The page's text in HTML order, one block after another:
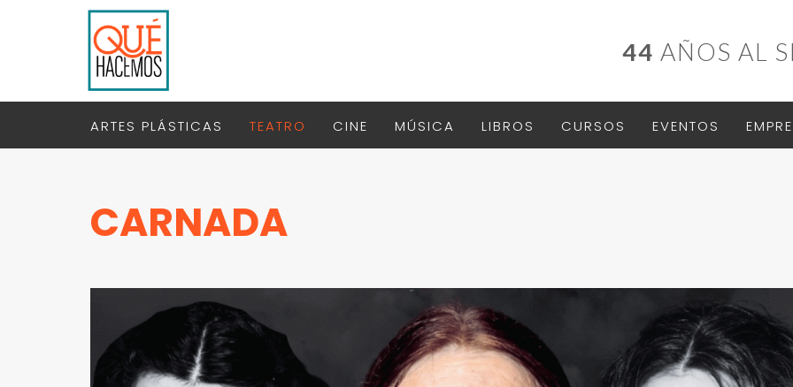
44 AÑOS AL
ARTES PLÁSTICAS TEATRO CINE MÚSICA LIBROS CURSOS EVENTOS
CARNADA